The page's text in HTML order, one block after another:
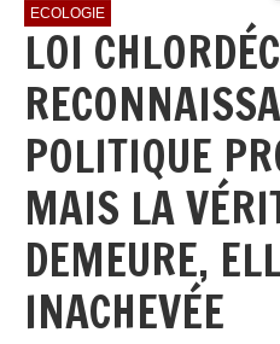
ECOLOGIE
LOI
POLITIQUE
MAIS LA
DEMEURE,
INACHEVÉE